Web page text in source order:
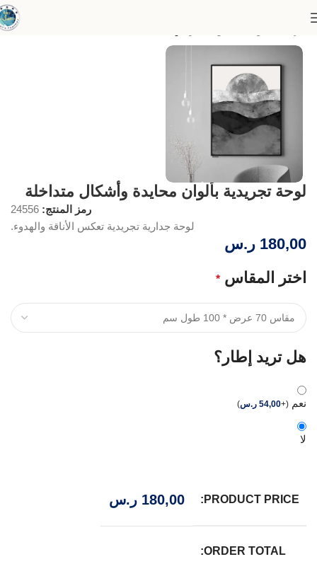
لوحة تجريدية بألوان محايدة وأشكال متداخلة
رمز المنتج: 24556
لوحة جدارية تجريدية تعكس الأناقة والهدوء.
180,00 ر.س
اختر المقاس *
هل تريد إطار؟
نعم (
+
54,00 ر.س)
لا
PRODUCT PRICE:
180,00 ر.س
ORDER TOTAL: